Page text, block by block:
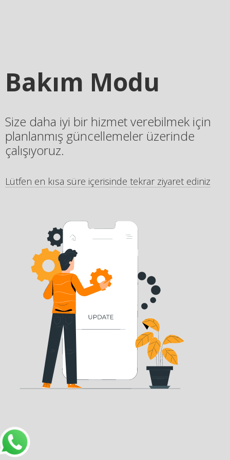
Bakım Modu
Size daha iyi bir hizmet verebilmek için
planlanmış güncellemeler üzerinde
çalışıyoruz.
Lütfen en kısa süre içerisinde tekrar ziyaret ediniz